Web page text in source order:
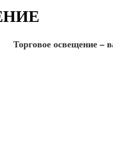
Торговое освещение